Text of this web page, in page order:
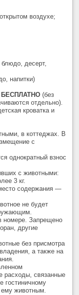
воздухе;
десерт,
напитки)
БЕСПЛАТНО (без
отдельно).
кроватка и
в коттеджах. В
с
однократный взнос
с животными:
3 кг.
содержания —
не будет
номере. Запрещено
другие
без присмотра
а также на
расходы, связанные
гостиничному
животным.